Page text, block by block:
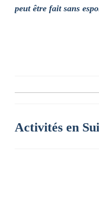
peut être fait sans
Activités en